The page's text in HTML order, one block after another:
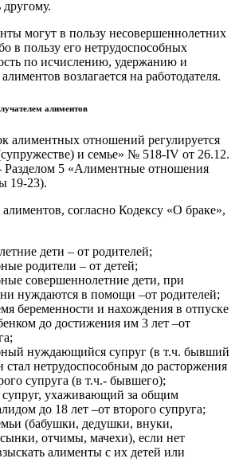
другому.
могут в пользу несовершеннолетних
в пользу его нетрудоспособных
по исчислению, удержанию и
возлагается на работодателя.
алиментов
алиментных отношений регулируется
и семье» № 518-IV от 26.12.
- Разделом 5 «Алиментные отношения
19-23).
согласно Кодексу «О браке»,
дети – от родителей;
родители – от детей;
совершеннолетние дети, при
нуждаются в помощи –от родителей;
беременности и нахождения в отпуске
до достижения им 3 лет –от
нуждающийся супруг (в т.ч. бывший
стал нетрудоспособным до расторжения
супруга (в т.ч.- бывшего);
ухаживающий за общим
до 18 лет –от второго супруга;
(бабушки, дедушки, внуки,
отчимы, мачехи), если нет
алименты с их детей или